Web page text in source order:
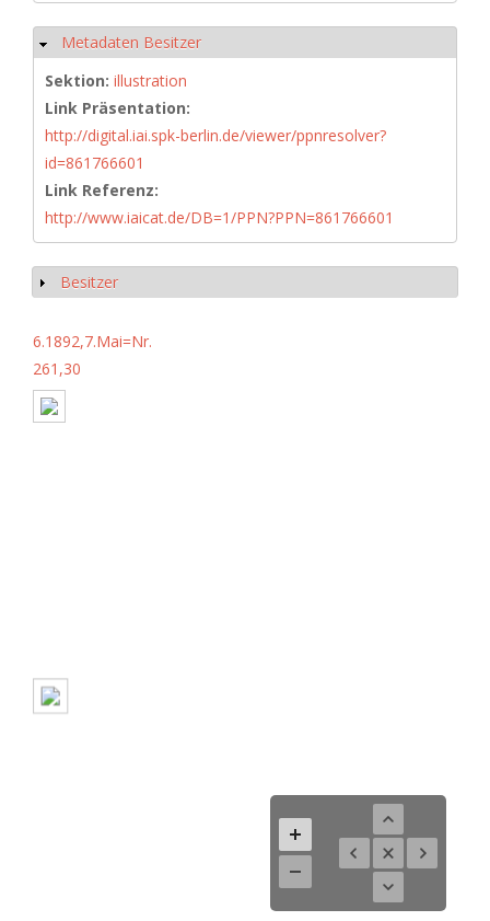
Ausblenden
Metadaten Besitzer
Sektion: illustration
Link Präsentation:
http://digital.iai.spk-berlin.de/viewer/ppnresolver?
id=861766601
Link Referenz:
http://www.iaicat.de/DB=1/PPN?PPN=861766601
Anzeigen
Besitzer
6.1892,7.Mai=Nr.
261,30